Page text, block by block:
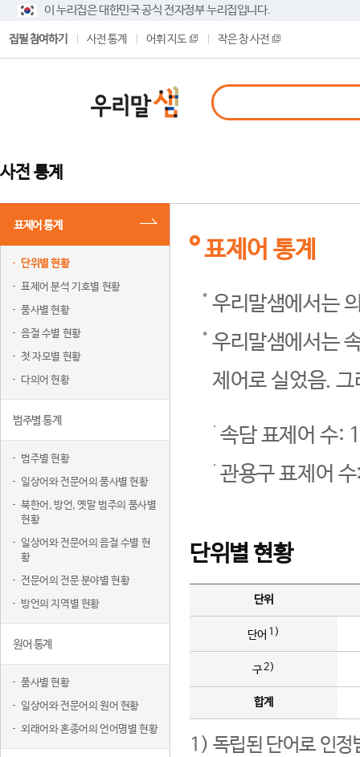
이 누리집은 대한민국 공식 전자정부 누리집입니다.
집필 참여하기 사전 통계 어휘 지도 작은 창 사전
사전 통계
표제어 통계
단위별 현황
표제어 분석 기호별 현황
품사별 현황
음절 수별 현황
첫 자모별 현황
다의어 현황
범주별 통계
범주별 현황
일상어와 전문어의 품사별 현황
북한어, 방언, 옛말 범주의 품사별
현황
일상어와 전문어의 음절 수별 현
황
전문어의 전문 분야별 현황
방언의 지역별 현황
원어 통계
품사별 현황
일상어와 전문어의 원어 현황
외래어와 혼종어의 언어명별 현황
표제어 통계
우리말샘에서는
우리말샘에서는
제어로 실었음.
속담 표제어 수:
관용구 표제어
단위별 현황
단위
단어 1)
구2)
합계
1) 독립된 단어로 인정